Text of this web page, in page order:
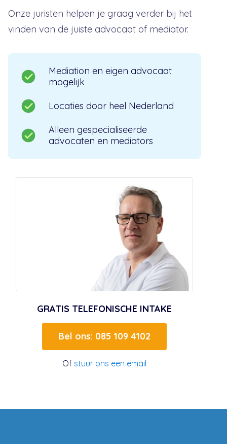
Onze juristen helpen je graag verder bij het
vinden van de juiste advocaat of mediator.
Mediation en eigen advocaat
mogelijk
Locaties door heel Nederland
Alleen gespecialiseerde
advocaten en mediators
GRATIS TELEFONISCHE INTAKE
Bel ons: 085 109 4102
Of stuur ons een email